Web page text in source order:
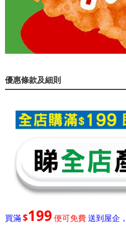
優惠條款及細則
買滿$199 便可免費送到屋企